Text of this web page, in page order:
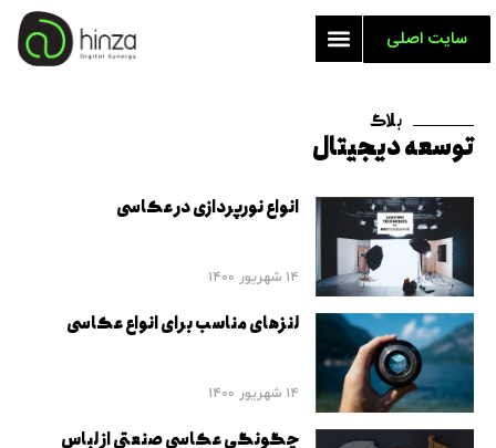
سایت اصلی
بلاگ
توسعه دیجیتال
انواع نورپردازی در عکاسی
14 شهریور 1400
لنزهای مناسب برای انواع عکاسی
14 شهریور 1400
چگونگی عکاسی صنعتی از لباس